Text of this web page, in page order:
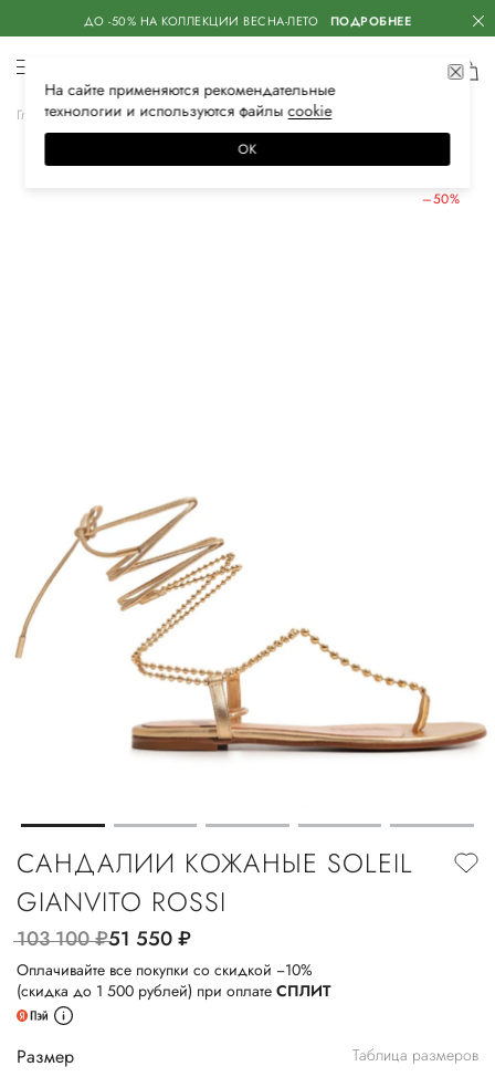
ДО -50% НА КОЛЛЕКЦИИ ВЕСНА-ЛЕТО ПОДРОБНЕЕ
Главная Женская Обувь Сандалии
–50%
САНДАЛИИ КОЖАНЫЕ SOLEIL
GIANVITO ROSSI
103 100руб.51 550руб.
Оплачивайте все покупки со скидкой −10%
(скидка до 1 500 рублей) при оплате СПЛИТ
Размер Таблица размеров
На сайте применяются рекомендательные
технологии и используются файлысооkiе
ОК